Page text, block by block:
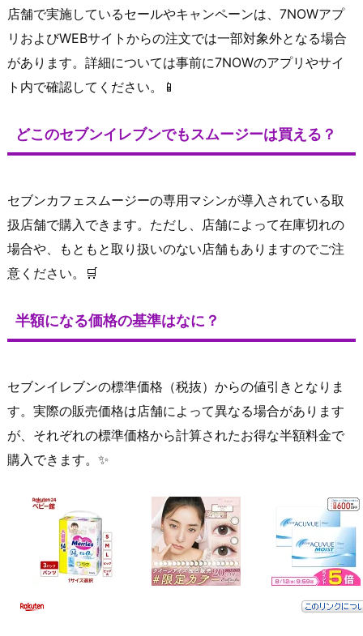
店舗で実施しているセールやキャンペーンは、7NOWアプ
リおよびWEBサイトからの注文では一部対象外となる場合
があります。詳細については事前に7NOWのアプリやサイ
ト内で確認してください。📱
どこのセブンイレブンでもスムージーは買える？
セブンカフェスムージーの専用マシンが導入されている取
扱店舗で購入できます。ただし、店舗によって在庫切れの
場合や、もともと取り扱いのない店舗もありますのでご注
意ください。🛒
半額になる価格の基準はなに？
セブンイレブンの標準価格（税抜）からの値引きとなりま
す。実際の販売価格は店舗によって異なる場合があります
が、それぞれの標準価格から計算されたお得な半額料金で
購入できます。✨